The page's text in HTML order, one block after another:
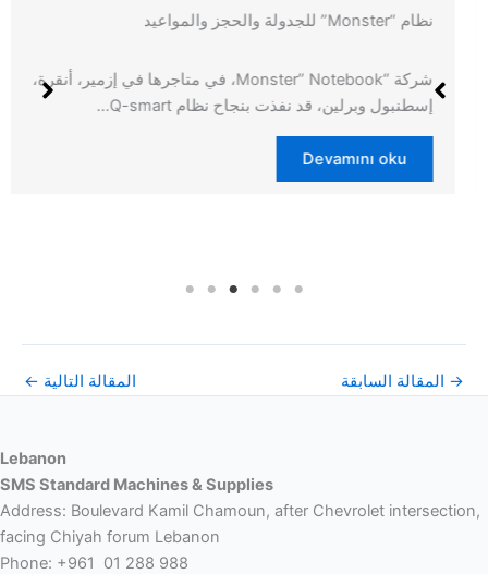
نظام “Monster” للجدولة والحجز والمواعيد
شركة “Monster” Notebook، في متاجرها في إزمير، أنقرة،
إسطنبول وبرلين، قد نفذت بنجاح نظام Q-smart…
Devamını oku
→ المقالة السابقة المقالة التالية ←
Lebanon
SMS Standard Machines & Supplies
Address: Boulevard Kamil Chamoun, after Chevrolet intersection,
facing Chiyah forum Lebanon
Phone: +961 01 288 988